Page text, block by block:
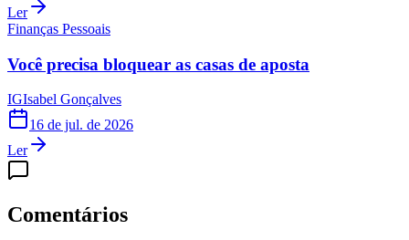
Ler
Finanças Pessoais
Você precisa bloquear as casas de aposta
IGIsabel Gonçalves
16 de jul. de 2026
Ler
Comentários